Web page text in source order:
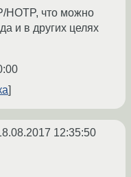
HOTP, что можно
и в других целях
12:35:50